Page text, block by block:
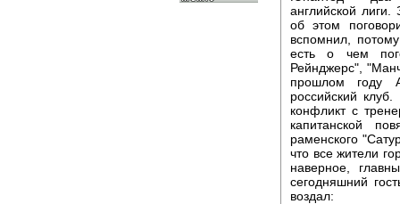
английской
об этом
вспомнил,
есть о чем
Рейнджерс",
прошлом году
российский
конфликт с
капитанской
раменского
что все жители
наверное,
сегодняшний
воздал: